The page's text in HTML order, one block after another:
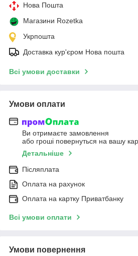
Нова Пошта
Магазини Rozetka
Укрпошта
Доставка кур'єром Нова пошта
Всі умови доставки
Умови оплати
Ви отримаєте замовлення
або гроші повернуться на вашу
Детальніше
Післяплата
Оплата на рахунок
Оплата на картку Приватбанку
Всі умови оплати
Умови повернення